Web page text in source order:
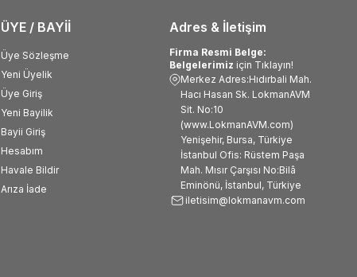
Adres & İletişim
Firma Resmi Belge:
Belgelerimiz için Tıklayın!
Merkez Adres:Hıdırbali Mah.
Hacı Hasan Sk. LokmanAVM
Sit. No:10
(www.LokmanAVM.com)
Yenişehir, Bursa, Türkiye
İstanbul Ofis: Rüstem Paşa
Mah. Mısır Çarşısı No:Bilâ
Eminönü, İstanbul, Türkiye
iletisim@lokmanavm.com
ÜYE / BAYİİ
Üye Sözleşme
Yeni Üyelik
Üye Giriş
Yeni Bayilik
Bayii Giriş
Hesabım
Havale Bildir
Arıza İade